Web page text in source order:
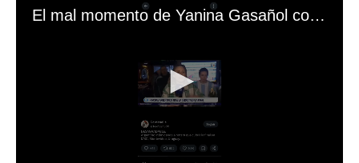
El mal momento de Yanina Gasañol con un hincha argentino en "Subrayado"